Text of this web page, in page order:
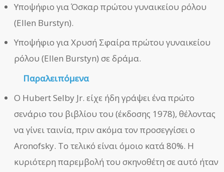
Υποψήφιο για Όσκαρ πρώτου γυναικείου ρόλου
(Ellen Burstyn).
Υποψήφιο για Χρυσή Σφαίρα πρώτου γυναικείου
ρόλου (Ellen Burstyn) σε δράμα.
Παραλειπόμενα
Ο Hubert Selby Jr. είχε ήδη γράψει ένα πρώτο
σενάριο του βιβλίου του (έκδοσης 1978), θέλοντας
να γίνει ταινία, πριν ακόμα τον προσεγγίσει ο
Aronofsky. Το τελικό είναι όμοιο κατά 80%. Η
κυριότερη παρεμβολή του σκηνοθέτη σε αυτό ήταν